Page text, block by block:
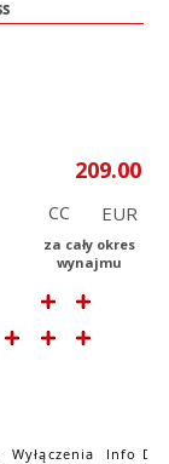
CC
za cały okres
wynajmu
Wyłączenia Info